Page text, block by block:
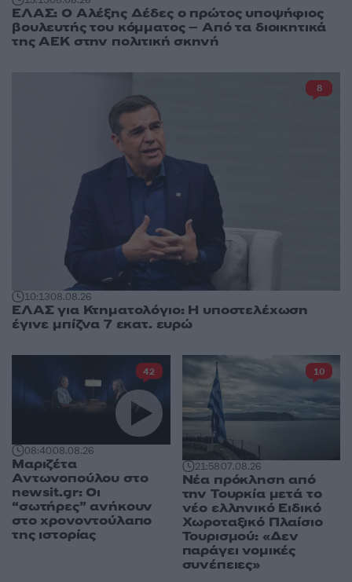
ΕΛΑΣ: Ο Αλέξης Δέδες ο πρώτος υποψήφιος
βουλευτής του κόμματος – Από τα διοικητικά
της ΑΕΚ στην πολιτική σκηνή
10:1308.08.26
ΕΛΑΣ για Κτηματολόγιο: Η υποστελέχωση
έγινε μπίζνα 7 εκατ. ευρώ
8
08:4008.08.26
Μαριζέτα
Αντωνοπούλου στο
newsit.gr: Οι
“σωτήρες” ανήκουν
στο χρονοντούλαπο
της ιστορίας
42
21:5807.08.26
Νέα πρόκληση από
την Τουρκία μετά το
νέο ελληνικό Ειδικό
Χωροταξικό Πλαίσιο
Τουρισμού: «Δεν
παράγει νομικές
συνέπειες»
10